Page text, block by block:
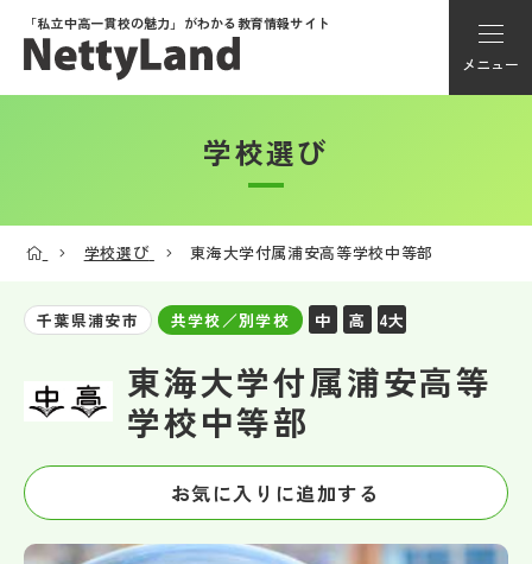
「私立中高一貫校の魅力」がわかる教育情報サイト
メニュー
アカウント登録
学校動画
私学探検隊
学校選び
学校選び 東海大学付属浦安高等学校中等部
千葉県浦安市 共学校／別学校 中 高 4大
東海大学付属浦安高等
学校中等部
お気に入りに追加する